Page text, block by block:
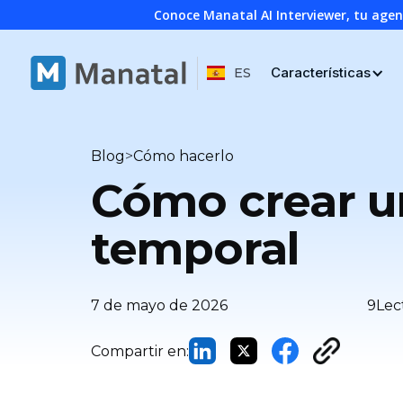
Conoce Manatal AI Interviewer, tu
ES Características
Blog>Cómo hacerlo
Cómo crear
temporal
7 de mayo de 2026 9
Compartir en: